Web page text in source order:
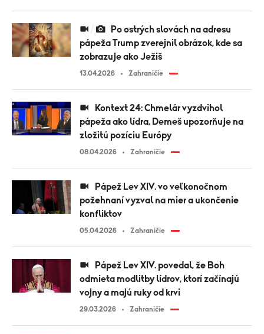
pápeža Trump zverejnil obrázok, kde sa
zobrazuje ako Ježiš
13.04.2026 Zahraničie
pápeža ako lídra, Demeš upozorňuje na
zložitú pozíciu Európy
08.04.2026 Zahraničie
požehnaní vyzval na mier a ukončenie
konfliktov
05.04.2026 Zahraničie
odmieta modlitby lídrov, ktorí začínajú
vojny a majú ruky od krvi
29.03.2026 Zahraničie